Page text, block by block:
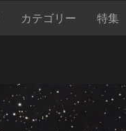
カテゴリー 特集